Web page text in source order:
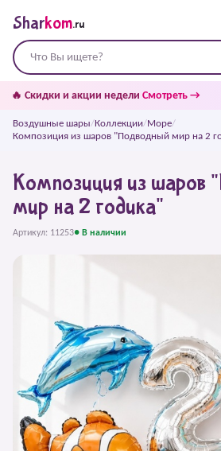
Sharkom.ru
🔥 Скидки и акции недели Смотреть →
Воздушные шары/Коллекции/Море/
Композиция из шаров "Подводный мир на 2
Композиция из шаров
мир на 2 годика"
Артикул: 11253● В наличии